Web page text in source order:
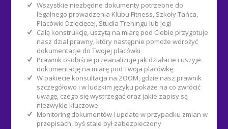
Wszystkie niezbędne dokumenty potrzebne do
legalnego prowadzenia Klubu Fitness, Szkoły Tańca,
Placówki Dziecięcej, Studia Treningu lub Jogi
Całą konstrukcję, uszytą na miarę pod Ciebie przygotuje
nasz dział prawny, który następnie pomoże wdrożyć
dokumentacje do Twojej placówki
Prawnik osobiście przeanalizuje jak działacie i uszyje
dokumentację na miarę pod Twoja placówkę
W pakiecie konsultacja na ZOOM, gdzie nasz prawnik
szczegółowo i w ludzkim języku pokaże na co zwrócić
uwagę, czego się wystrzegać oraz jakie zapisy są
niezwykle kluczowe
Monitoring dokumentów i update w przypadku zmian w
przepisach, byś stale był zabezpieczony